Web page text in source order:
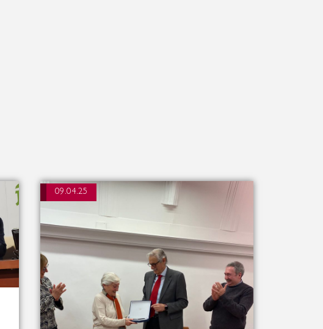
09.04.25